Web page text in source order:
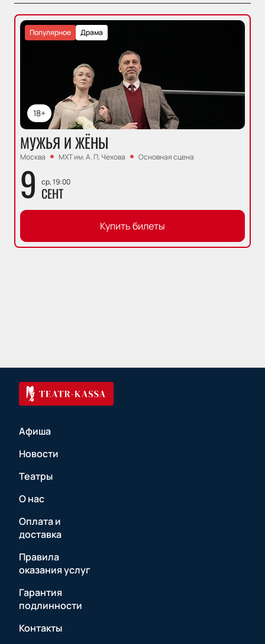
18+
Драма
Популярное
МУЖЬЯ И ЖЁНЫ
Москва МХТ им. А. П. Чехова Основная сцена
9 ср, 19:00
СЕНТ
Купить билеты
Афиша
Новости
Театры
О нас
Оплата и
доставка
Правила
оказания услуг
Гарантия
подлинности
Контакты